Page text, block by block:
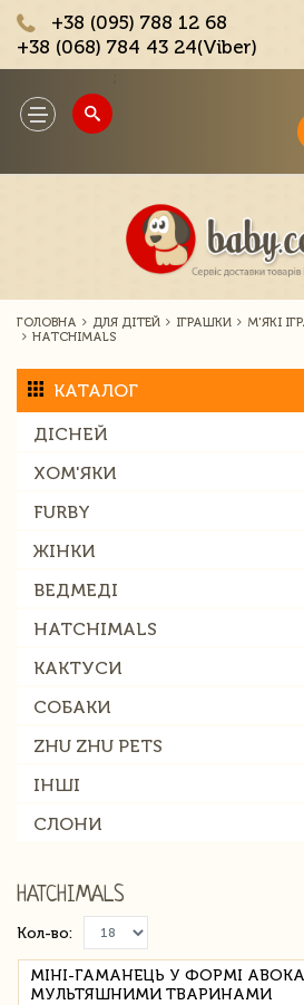
+38 (095) 788 12 68
+38 (068) 784 43 24(Viber)
Toggle
navigation
ГОЛОВНА ДЛЯ ДІТЕЙ ІГРАШКИ М'ЯКІ
HATCHIMALS
КАТАЛОГ
ДІСНЕЙ
ХОМ'ЯКИ
FURBY
ЖІНКИ
ВЕДМЕДІ
HATCHIMALS
КАКТУСИ
СОБАКИ
ZHU ZHU PETS
ІНШІ
СЛОНИ
HATCHIMALS
Кол-во:
МІНІ-ГАМАНЕЦЬ У ФОРМІ
МУЛЬТЯШНИМИ ТВАРИНАМИ